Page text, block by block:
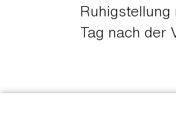
Tag nach der